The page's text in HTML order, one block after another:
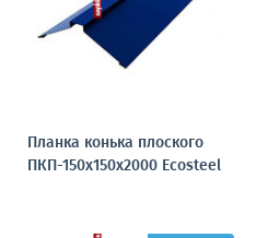
Планка конька плоского
ПКП-150х150х2000 Ecosteel